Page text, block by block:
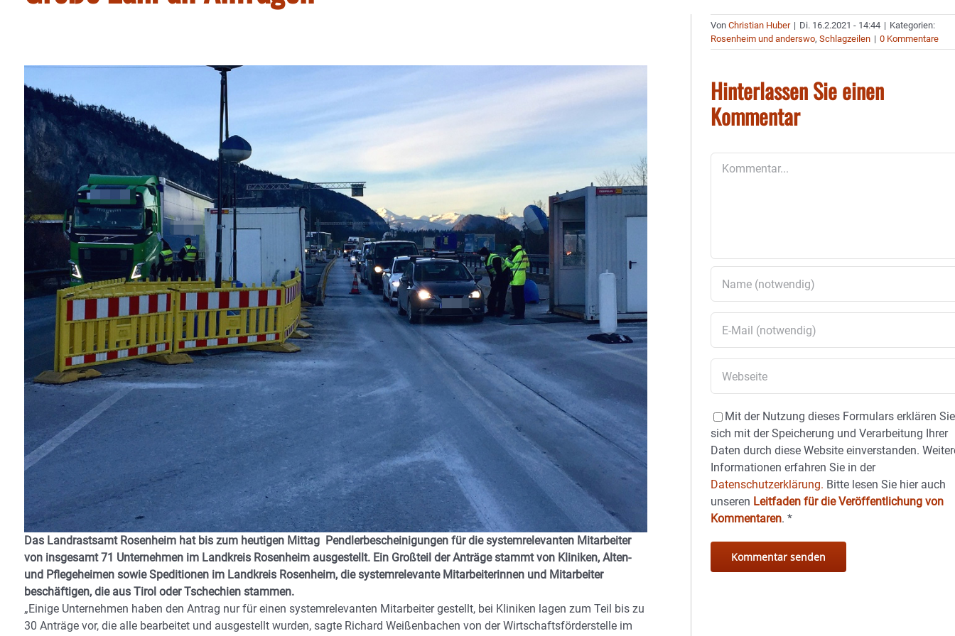
Das Landrastsamt Rosenheim hat bis zum heutigen Mittag Pendlerbescheinigungen für die systemrelevanten Mitarbeiter
von insgesamt 71 Unternehmen im Landkreis Rosenheim ausgestellt. Ein Großteil der Anträge stammt von Kliniken, Alten-
und Pflegeheimen sowie Speditionen im Landkreis Rosenheim, die systemrelevante Mitarbeiterinnen und Mitarbeiter
beschäftigen, die aus Tirol oder Tschechien stammen.
„Einige Unternehmen haben den Antrag nur für einen systemrelevanten Mitarbeiter gestellt, bei Kliniken lagen zum Teil bis zu
30 Anträge vor, die alle bearbeitet und ausgestellt wurden, sagte Richard Weißenbachen von der Wirtschaftsförderstelle im
VonChristian Huber | Di. 16.2.2021 - 14:44 | Kategorien:
Rosenheim und anderswo,Schlagzeilen | 0 Kommentare
Hinterlassen Sie einen
Kommentar
Mit der Nutzung dieses Formulars erklären Sie
sich mit der Speicherung und Verarbeitung Ihrer
Daten durch diese Website einverstanden.
Informationen erfahren Sie in der
Datenschutzerklärung. Bitte lesen Sie hier auch
unseren Leitfaden für die Veröffentlichung von
Kommentaren.*